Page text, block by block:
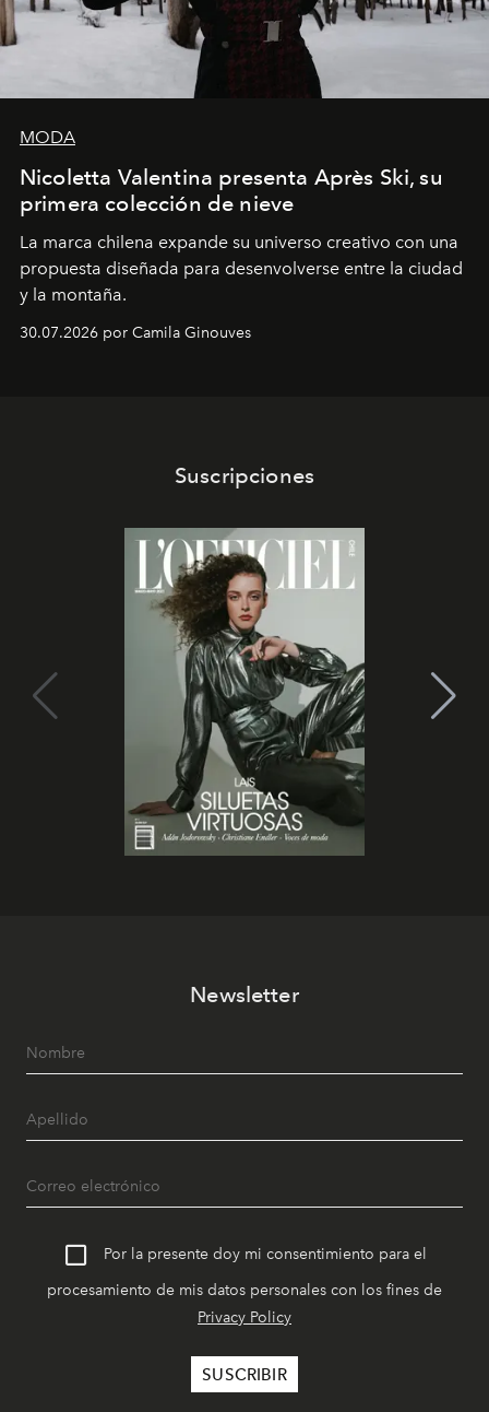
MODA
Nicoletta Valentina presenta Après Ski, su
primera colección de nieve
La marca chilena expande su universo creativo con una
propuesta diseñada para desenvolverse entre la ciudad
y la montaña.
30.07.2026 por Camila Ginouves
Suscripciones
Newsletter
Por la presente doy mi consentimiento para el
procesamiento de mis datos personales con los fines de
Privacy Policy